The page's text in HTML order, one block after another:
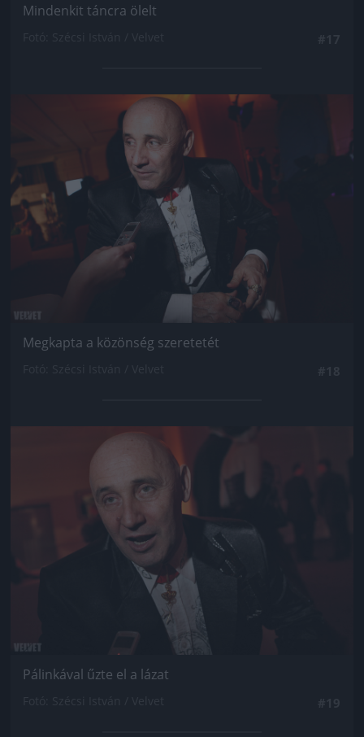
Mindenkit táncra ölelt
Jön még kép!
Megkapta a közönség szeretetét
Jön még kép!
Pálinkával űzte el a lázat